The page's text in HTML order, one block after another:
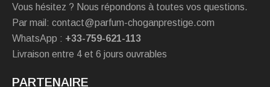
Vous hésitez ? Nous répondons à toutes vos questions.
Par mail: contact@parfum-choganprestige.com
WhatsApp : +33-759-621-113
Livraison entre 4 et 6 jours ouvrables
PARTENAIRE